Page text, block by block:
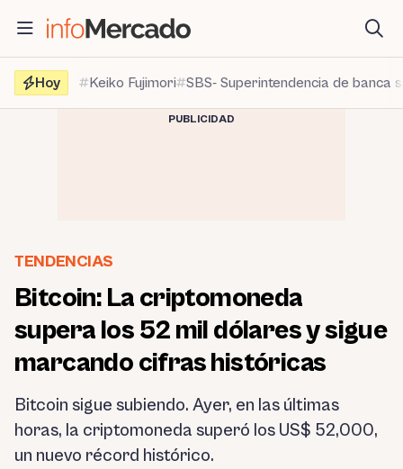
contenido
Hoy
Keiko Fujimori SBS- Superintendencia de banca
PUBLICIDAD
TENDENCIAS
Bitcoin: La criptomoneda
supera los 52 mil dólares y sigue
marcando cifras históricas
Bitcoin sigue subiendo. Ayer, en las últimas
horas, la criptomoneda superó los US$ 52,000,
un nuevo récord histórico.